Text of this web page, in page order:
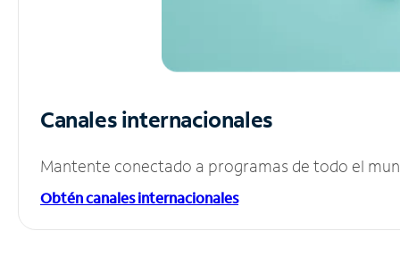
Canales internacionales
Mantente conectado a programas de todo el
Obtén canales internacionales